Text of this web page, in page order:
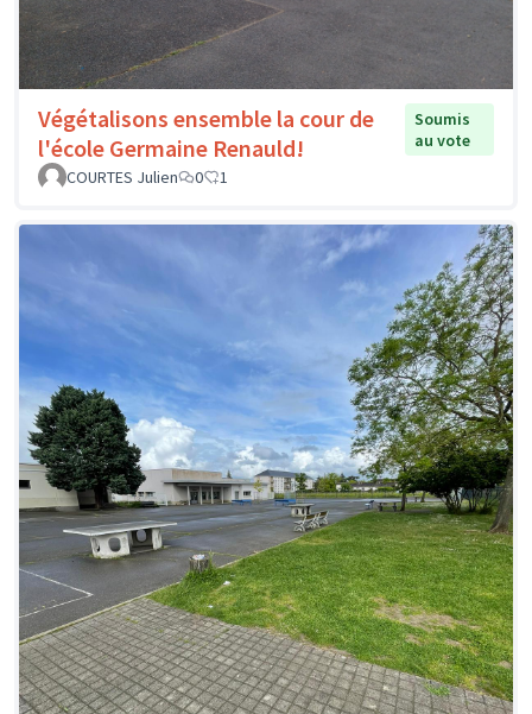
Végétalisons ensemble la cour de
l'école Germaine Renauld!
Soumis
au vote
COURTES Julien
0 1